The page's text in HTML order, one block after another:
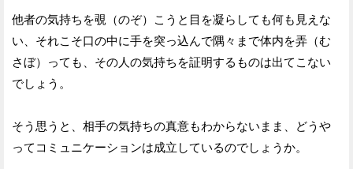
他者の気持ちを覗（のぞ）こうと目を凝らしても何も見えな
い、それこそ口の中に手を突っ込んで隅々まで体内を弄（む
さぼ）っても、その人の気持ちを証明するものは出てこない
でしょう。
そう思うと、相手の気持ちの真意もわからないまま、どうや
ってコミュニケーションは成立しているのでしょうか。